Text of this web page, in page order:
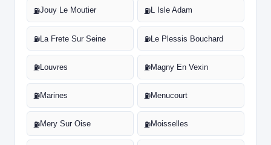
⛽Jouy Le Moutier ⛽L Isle Adam
⛽La Frete Sur Seine ⛽Le Plessis Bouchard
⛽Louvres ⛽Magny En Vexin
⛽Marines ⛽Menucourt
⛽Mery Sur Oise ⛽Moisselles